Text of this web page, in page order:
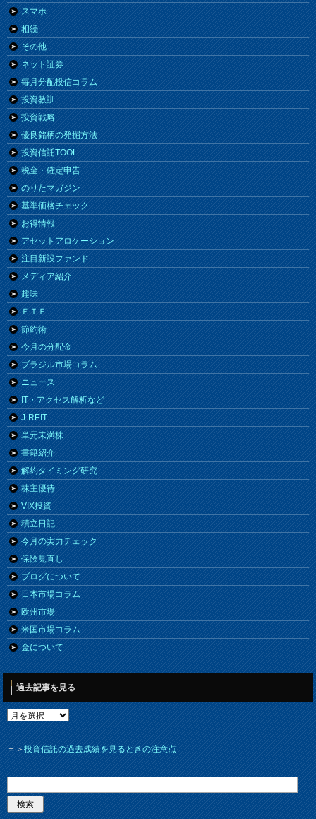
スマホ
相続
その他
ネット証券
毎月分配投信コラム
投資教訓
投資戦略
優良銘柄の発掘方法
投資信託TOOL
税金・確定申告
のりたマガジン
基準価格チェック
お得情報
アセットアロケーション
注目新設ファンド
メディア紹介
趣味
ＥＴＦ
節約術
今月の分配金
ブラジル市場コラム
ニュース
IT・アクセス解析など
J-REIT
単元未満株
書籍紹介
解約タイミング研究
株主優待
VIX投資
積立日記
今月の実力チェック
保険見直し
ブログについて
日本市場コラム
欧州市場
米国市場コラム
金について
過去記事を見る
＝＞投資信託の過去成績を見るときの注意点